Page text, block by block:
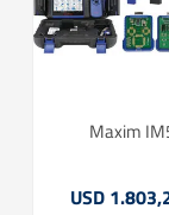
Maxim
USD